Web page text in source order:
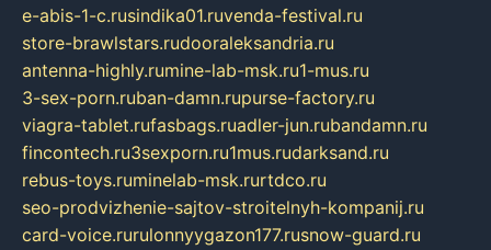
e-abis-1-c.rusindika01.ruvenda-festival.ru
store-brawlstars.rudooraleksandria.ru
antenna-highly.rumine-lab-msk.ru1-mus.ru
3-sex-porn.ruban-damn.rupurse-factory.ru
viagra-tablet.rufasbags.ruadler-jun.rubandamn.ru
fincontech.ru3sexporn.ru1mus.rudarksand.ru
rebus-toys.ruminelab-msk.rurtdco.ru
seo-prodvizhenie-sajtov-stroitelnyh-kompanij.ru
card-voice.rurulonnyygazon177.rusnow-guard.ru